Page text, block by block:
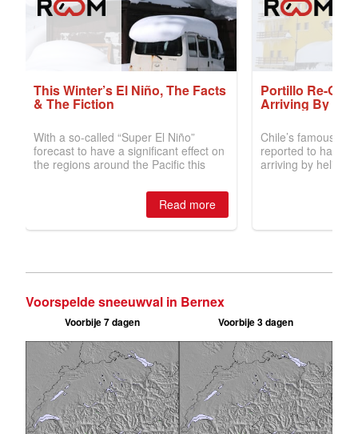
Voorspelde sneeuwval in Bernex
Voorbije 7 dagen Voorbije 3 dagen